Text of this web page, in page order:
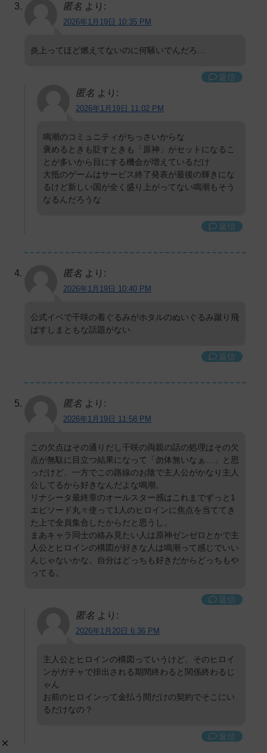
匿名 より:
2026年1月19日 10:35 PM
炎上ってほど燃えてないのに何騒いでんだろ…
返信
匿名 より:
2026年1月19日 11:02 PM
鳴潮のコミュニティがちっさいからな
褒めるときも貶すときも「原神」がセットになるこ
とが多いから目にする機会が増えているだけ
大抵のゲームはサービス終了発表が最後の輝きにな
るけど新しい国が全く盛り上がってない鳴潮もそう
なるんだろうな
返信
匿名 より:
2026年1月19日 10:40 PM
公式イベで千咲の着ぐるみがホタルのぬいぐるみ蹴り飛
ばすしまともな話題がない
返信
匿名 より:
2026年1月19日 11:58 PM
この欠点はその通りだし千咲の両親の話の処理はその欠
点が無駄に目立つ結果になって「勿体無いなぁ…」と思
っだけど、一方でこの路線のお陰で主人公がかなり主人
公してるから好きなんだよな鳴潮。
リナシータ最終章のオールスター感はこれまでずっと1
エピソード丸々使って1人のヒロインに焦点を当ててき
た上で全員集合したからだと思うし。
まあキャラ同士の絡み見たい人は原神ゼンゼロとかで主
人公とヒロインの構図が好きな人は鳴潮って感じでいい
んじゃないかな。自分はどっちも好きだからどっちもや
ってる。
返信
匿名 より:
2026年1月20日 6:36 PM
主人公とヒロインの構図っていうけど、そのヒロイ
ンがガチャで排出される期間終わると関係終わるじ
ゃん
お前のヒロインって金払う間だけの契約でそこにい
るだけなの？
返信